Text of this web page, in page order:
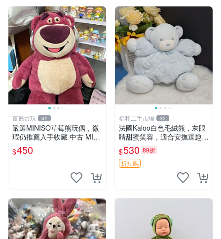
董爺古玩 61
嚴選MINISO草莓熊玩偶，微
瑕仍推薦入手收藏 中古 MINI
SO 草莓熊 玩具 收藏
$450
福和二手市場 32
法國Kaloo白色毛絨熊，灰眼
睛甜蜜笑容，適合安撫逗趣可
愛，柔軟面料手感佳。14 白
色安撫熊 毛絨玩具 寶寶逗樂
具
$530 89折
折扣碼